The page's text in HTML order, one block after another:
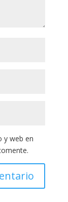
y web en